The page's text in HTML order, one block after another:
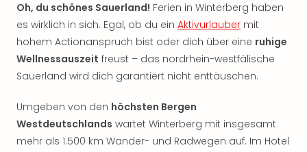
Oh, du schönes Sauerland! Ferien in Winterberg haben
es wirklich in sich. Egal, ob du ein Aktivurlauber mit
hohem Actionanspruch bist oder dich über eine ruhige
Wellnessauszeit freust – das nordrhein-westfälische
Sauerland wird dich garantiert nicht enttäuschen.
Umgeben von den höchsten Bergen
Westdeutschlands wartet Winterberg mit insgesamt
mehr als 1.500 km Wander- und Radwegen auf. Im Hotel